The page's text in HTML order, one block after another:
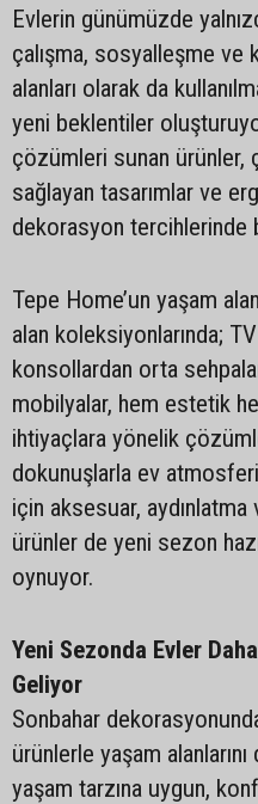
Evlerin günümüzde
çalışma, sosyalleşme ve
alanları olarak da
yeni beklentiler
çözümleri sunan ürünler,
sağlayan tasarımlar ve
dekorasyon tercihlerinde
Tepe Home’un yaşam
alan koleksiyonlarında;
konsollardan orta
mobilyalar, hem estetik
ihtiyaçlara yönelik
dokunuşlarla ev
için aksesuar,
ürünler de yeni sezon
oynuyor.
Yeni Sezonda Evler
Geliyor
Sonbahar
ürünlerle yaşam
yaşam tarzına uygun,